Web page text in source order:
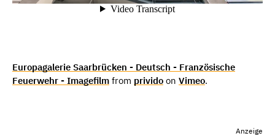
Europagalerie Saarbrücken - Deutsch - Französische
Feuerwehr - Imagefilm from privido on Vimeo.
Anzeige